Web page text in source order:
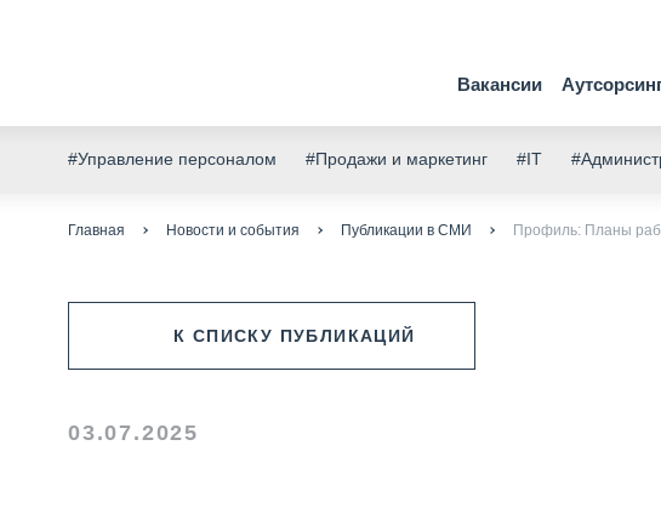
Вакансии
#Управление персоналом #Продажи и маркетинг #IT
Главная Новости и события Публикации в СМИ Профиль: Планы
К СПИСКУ ПУБЛИКАЦИЙ
03.07.2025